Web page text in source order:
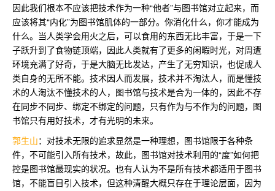
因此我们根本不应该把技术作为一种“他者”与图书馆对立起来，而
应该将其“内化”为图书馆肌体的一部分。你消化什么，你才能成为
什么。当人类学会用火之后，可以食用的东西无比丰富，于是一下
子跃升到了食物链顶端，因此人类就有了更多的闲暇时光，对周遭
环境充满了好奇，于是大脑无比发达，产生了无穷知识，也促成人
类自身的无所不能。技术因人而发展，技术并不淘汰人，而是懂技
术的人淘汰不懂技术的人，图书馆与技术是合为一体的，因此不存
在同步不同步、绑定不绑定的问题，只有作为与不作为的问题，图
书馆只有用好技术，才有光明的未来。
郭生山：对技术无限的追求显然是一种理想，图书馆限于各种条
件，不可能引入所有技术，故此，图书馆对技术利用的“度”如何把
控是图书馆最现实的状况。也有人认为不是所有技术都适用于图书
馆，不能盲目引入技术，但这种清醒大概只存在于理论层面，因为